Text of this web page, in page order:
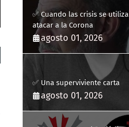
✅ Cuando las crisis se
atacar a la Corona
agosto 01, 2026
✅ Una superviviente carta
agosto 01, 2026